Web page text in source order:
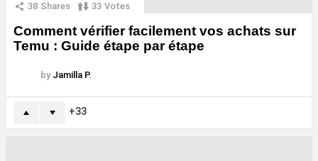
38 Shares 33 Votes
Comment vérifier facilement vos achats sur
Temu : Guide étape par étape
by Jamilla P.
33